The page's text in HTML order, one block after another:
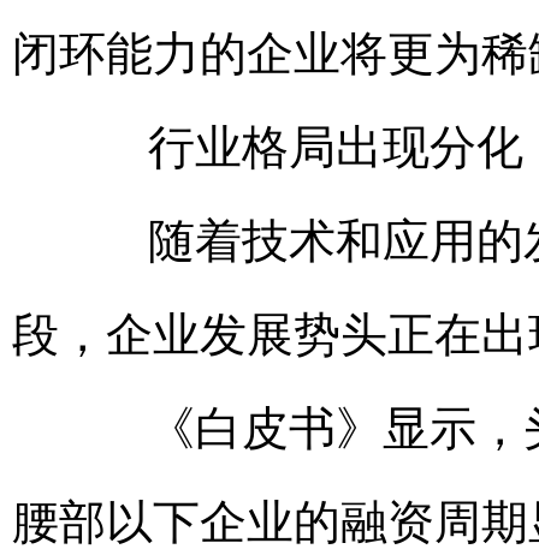
闭环能力的企业将更为稀
行业格局出现分化
随着技术和应用的
段，企业发展势头正在
《白皮书》显示，
腰部以下企业的融资周